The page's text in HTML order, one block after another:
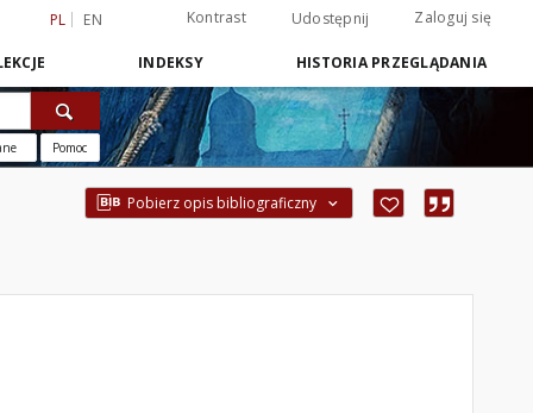
PL EN Kontrast Udostępnij Zaloguj się
INDEKSY HISTORIA PRZEGLĄDANIA
Pomoc
Pobierz opis bibliograficzny